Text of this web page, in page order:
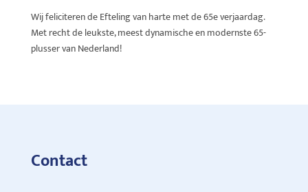
Wij feliciteren de Efteling van harte met de 65e verjaardag.
Met recht de leukste, meest dynamische en modernste 65-
plusser van Nederland!
Contact